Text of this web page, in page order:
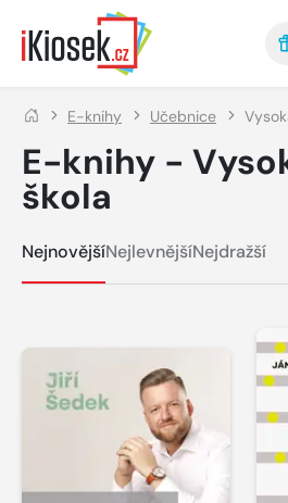
Přejít na hlavní obsah
E-knihy Učebnice
E-knihy -
škola
NejnovějšíNejlevnějšíNejdražší